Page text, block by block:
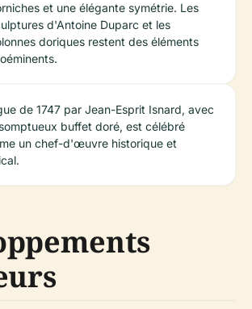
et une élégante symétrie. Les
d'Antoine Duparc et les
doriques restent des éléments
de 1747 par Jean-Esprit Isnard, avec
buffet doré, est célébré
un chef-d'œuvre historique et